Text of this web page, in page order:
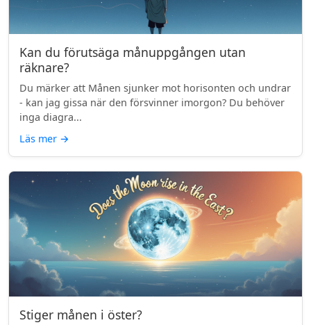
Kan du förutsäga månuppgången utan
räknare?
Du märker att Månen sjunker mot horisonten och undrar
- kan jag gissa när den försvinner imorgon? Du behöver
inga diagra...
Läs mer →
Stiger månen i öster?